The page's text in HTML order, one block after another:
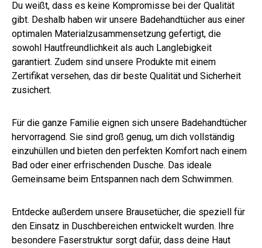
Du weißt, dass es keine Kompromisse bei der Qualität
gibt. Deshalb haben wir unsere Badehandtücher aus einer
optimalen Materialzusammensetzung gefertigt, die
sowohl Hautfreundlichkeit als auch Langlebigkeit
garantiert. Zudem sind unsere Produkte mit einem
Zertifikat versehen, das dir beste Qualität und Sicherheit
zusichert.
Für die ganze Familie eignen sich unsere Badehandtücher
hervorragend. Sie sind groß genug, um dich vollständig
einzuhüllen und bieten den perfekten Komfort nach einem
Bad oder einer erfrischenden Dusche. Das ideale
Gemeinsame beim Entspannen nach dem Schwimmen.
Entdecke außerdem unsere Brausetücher, die speziell für
den Einsatz in Duschbereichen entwickelt wurden. Ihre
besondere Faserstruktur sorgt dafür, dass deine Haut